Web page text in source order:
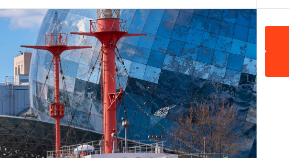
ЗАИНТЕРЕСУЕТ